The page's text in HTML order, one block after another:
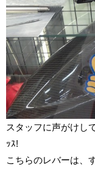
スタッフに声がけし
ｯｽ!
こちらのレバーは、